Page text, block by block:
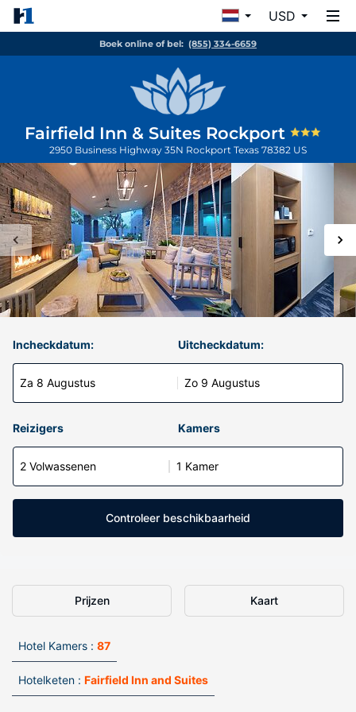
USD
Boek online of bel: (855) 334-6659
Fairfield Inn & Suites Rockport
2950 Business Highway 35N Rockport Texas 78382 US
Incheckdatum:
Za 8 Augustus
Uitcheckdatum:
Zo 9 Augustus
Reizigers Kamers
2 Volwassenen 1 Kamer
Controleer beschikbaarheid
Prijzen Kaart
Hotel Kamers : 87
Hotelketen : Fairfield Inn and Suites